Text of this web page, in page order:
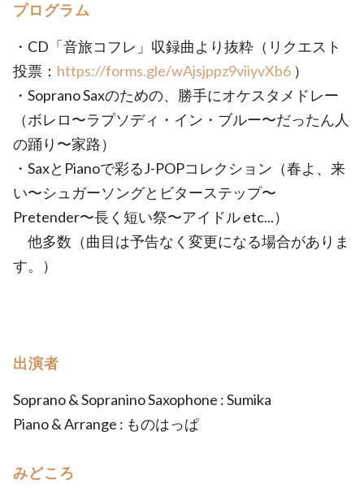
プログラム
・CD「音旅コフレ」収録曲より抜粋（リクエスト
投票： https://forms.gle/wAjsjppz9viiyvXb6 ）
・Soprano Saxのための、勝手にオケスタメドレー
（ボレロ〜ラプソディ・イン・ブルー〜だったん人
の踊り〜家路）
・SaxとPianoで彩るJ-POPコレクション（春よ、来
い〜シュガーソングとビターステップ〜
Pretender〜長く短い祭〜アイドル etc...）
他多数（曲目は予告なく変更になる場合がありま
す。）
出演者
Soprano & Sopranino Saxophone : Sumika
Piano & Arrange : ものはっぱ
みどころ